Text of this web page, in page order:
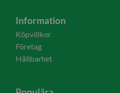
Information
Köpvillkor
Företag
Hållbarhet